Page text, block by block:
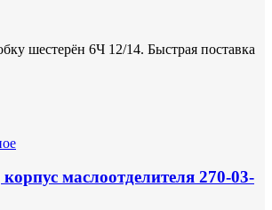
шестерён 6Ч 12/14. Быстрая поставка
маслоотделителя 270-03-